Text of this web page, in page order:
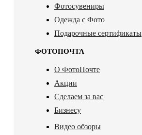
Фотосувениры
Одежда с Фото
Подарочные сертификаты
ФОТОПОЧТА
О ФотоПочте
Акции
Сделаем за вас
Бизнесу
Видео обзоры